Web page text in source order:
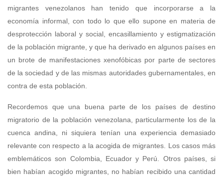
migrantes venezolanos han tenido que incorporarse a la
economía informal, con todo lo que ello supone en materia de
desprotección laboral y social, encasillamiento y estigmatización
de la población migrante, y que ha derivado en algunos países en
un brote de manifestaciones xenofóbicas por parte de sectores
de la sociedad y de las mismas autoridades gubernamentales, en
contra de esta población.
Recordemos que una buena parte de los países de destino
migratorio de la población venezolana, particularmente los de la
cuenca andina, ni siquiera tenían una experiencia demasiado
relevante con respecto a la acogida de migrantes. Los casos más
emblemáticos son Colombia, Ecuador y Perú. Otros países, si
bien habían acogido migrantes, no habían recibido una cantidad